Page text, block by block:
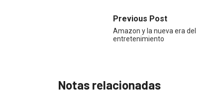
Previous Post
Amazon y la nueva era del
entretenimiento
Notas relacionadas